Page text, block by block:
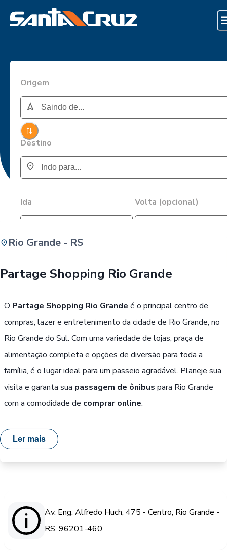
Origem
Destino
Ida Volta (opcional)
Rio Grande - RS
Partage Shopping Rio Grande
O Partage Shopping Rio Grande é o principal centro de
compras, lazer e entretenimento da cidade de Rio Grande, no
Rio Grande do Sul. Com uma variedade de lojas, praça de
alimentação completa e opções de diversão para toda a
família, é o lugar ideal para um passeio agradável. Planeje sua
visita e garanta sua passagem de ônibus para Rio Grande
com a comodidade de comprar online.
Ler mais
Av. Eng. Alfredo Huch, 475 - Centro, Rio Grande -
RS, 96201-460